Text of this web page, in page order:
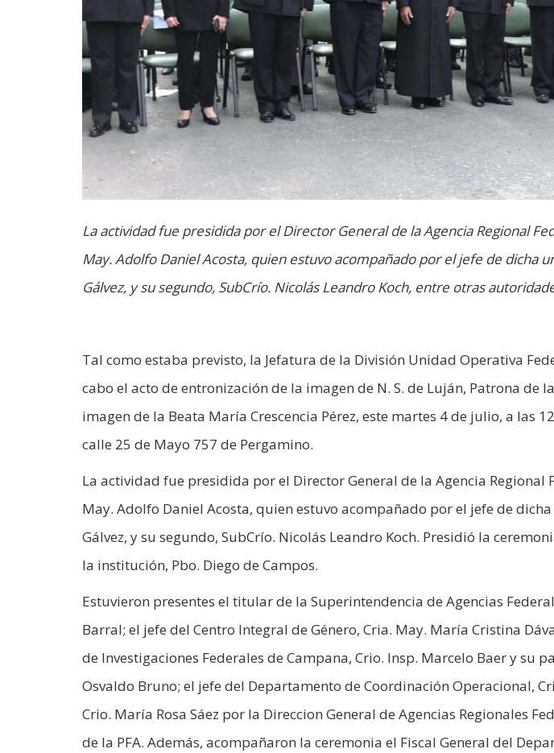
La actividad fue presidida por el Director General de la Agencia Regional
May. Adolfo Daniel Acosta, quien estuvo acompañado por el jefe de dicha
Gálvez, y su segundo, SubCrío. Nicolás Leandro Koch, entre otras
Tal como estaba previsto, la Jefatura de la División Unidad Operativa
cabo el acto de entronización de la imagen de N. S. de Luján, Patrona de
imagen de la Beata María Crescencia Pérez, este martes 4 de julio, a las
calle 25 de Mayo 757 de Pergamino.
La actividad fue presidida por el Director General de la Agencia Regional
May. Adolfo Daniel Acosta, quien estuvo acompañado por el jefe de
Gálvez, y su segundo, SubCrío. Nicolás Leandro Koch. Presidió la
la institución, Pbo. Diego de Campos.
Estuvieron presentes el titular de la Superintendencia de Agencias
Barral; el jefe del Centro Integral de Género, Cria. May. María Cristina
de Investigaciones Federales de Campana, Crio. Insp. Marcelo Baer y su
Osvaldo Bruno; el jefe del Departamento de Coordinación Operacional,
Crio. María Rosa Sáez por la Direccion General de Agencias Regionales
de la PFA. Además, acompañaron la ceremonia el Fiscal General del